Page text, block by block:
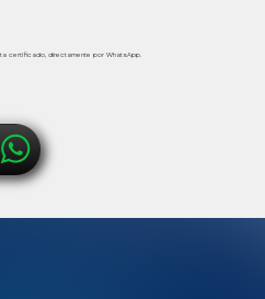
certificado, directamente por WhatsApp.